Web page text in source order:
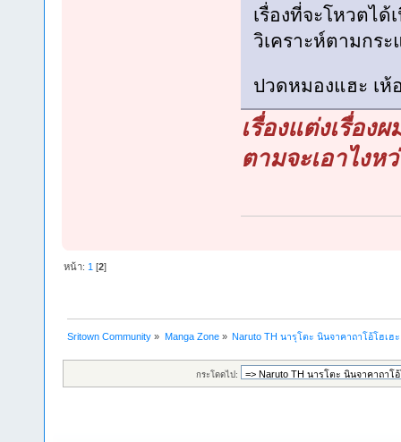
เรื่องที่จะโหวตได้
วิเคราะห์ตามกร
ปวดหมองแฮะ เ
เรื่องแต่งเรื่อง
ตามจะเอาไงห
หน้า: 1 [2]
Sritown Community » Manga Zone» Naruto TH นารุโตะ นินจาคาถาโอ้โฮเฮ
กระโดดไป: